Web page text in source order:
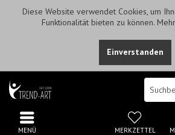
Diese Website verwendet Cookies, um
Funktionalität bieten zu können.
Einverstanden
MERKZETTEL
MENÜ